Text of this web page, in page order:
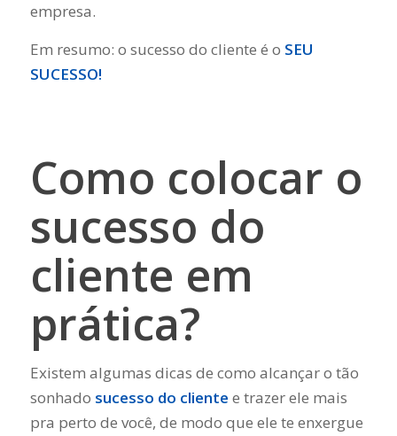
empresa.
Em resumo: o sucesso do cliente é o SEU
SUCESSO!
Como colocar o
sucesso do
cliente em
prática?
Existem algumas dicas de como alcançar o tão
sonhado sucesso do cliente e trazer ele mais
pra perto de você, de modo que ele te enxergue